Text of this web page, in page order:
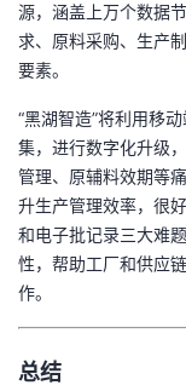
源，涵盖上万个数据
求、原料采购、生产
要素。
“黑湖智造”将利用移
集，进行数字化升级
管理、原辅料效期等
升生产管理效率，很
和电子批记录三大难
性，帮助工厂和供应
作。
总结